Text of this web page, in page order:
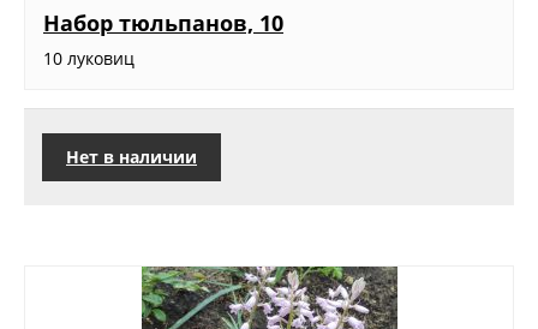
Набор тюльпанов, 10
10 луковиц
Нет в наличии